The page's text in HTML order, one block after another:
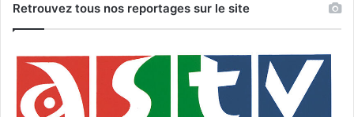
Retrouvez tous nos reportages sur le site